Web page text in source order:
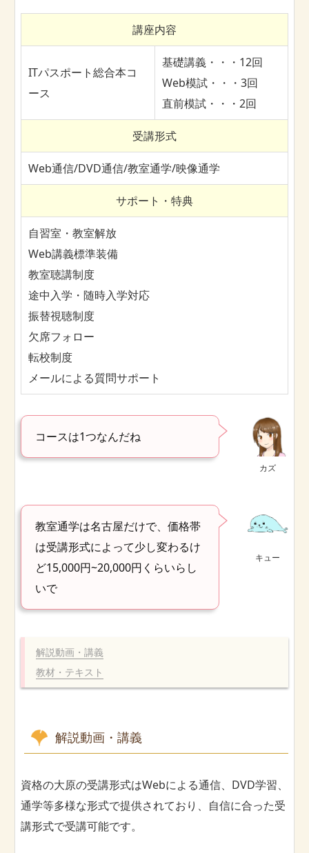
講座内容
ITパスポート総合本コ
ース
基礎講義・・・12回
Web模試・・・3回
直前模試・・・2回
受講形式
Web通信/DVD通信/教室通学/映像通学
サポート・特典
自習室・教室解放
Web講義標準装備
教室聴講制度
途中入学・随時入学対応
振替視聴制度
欠席フォロー
転校制度
メールによる質問サポート
カズ
コースは1つなんだね
キュー
教室通学は名古屋だけで、価格帯
は受講形式によって少し変わるけ
ど15,000円~20,000円くらいらし
いで
解説動画・講義
教材・テキスト
解説動画・講義
資格の大原の受講形式はWebによる通信、DVD学習、
通学等多様な形式で提供されており、自信に合った受
講形式で受講可能です。